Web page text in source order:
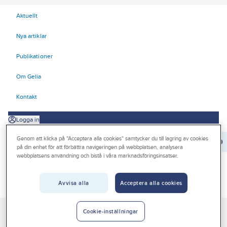
Aktuellt
Nya artiklar
Publikationer
Om Gelia
Kontakt
Logga in
Orderrader: 0
Beställ direkt
Värme & Sanitet
Bad, Dusch, WC och möbler
Genom att klicka på "Acceptera alla cookies" samtycker du till lagring av cookies
på din enhet för att förbättra navigeringen på webbplatsen, analysera
webbplatsens användning och bistå i våra marknadsföringsinsatser.
Avvisa alla Acceptera alla cookies
Cookie-inställningar